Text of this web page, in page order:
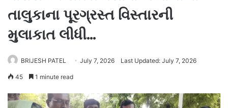
તાલુકાના પૂરગ્રસ્ત વિસ્તારની
મુલાકાત લીધી…
BRIJESH PATEL July 7, 2026 Last Updated: July 7, 2026
45 1 minute read